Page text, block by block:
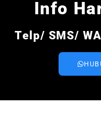
Info
Telp/ SMS/